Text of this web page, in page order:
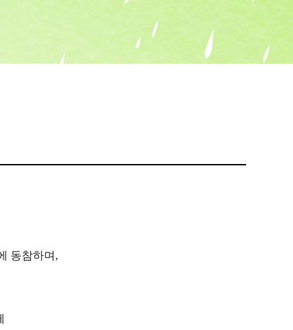
무 눈종합검진
동참하며,